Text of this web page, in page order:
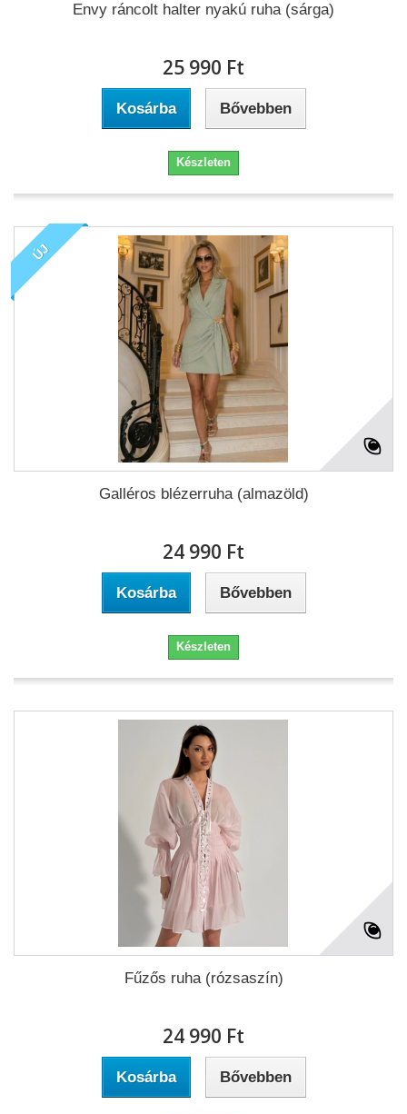
Envy ráncolt halter nyakú ruha (sárga)
25 990 Ft‎
Kosárba Bővebben
Készleten
ÚJ
Galléros blézerruha (almazöld)
24 990 Ft‎
Kosárba Bővebben
Készleten
Fűzős ruha (rózsaszín)
24 990 Ft‎
Kosárba Bővebben